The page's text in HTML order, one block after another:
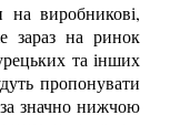
виробникові,
зараз на ринок
та інших
пропонувати
за значно нижчою